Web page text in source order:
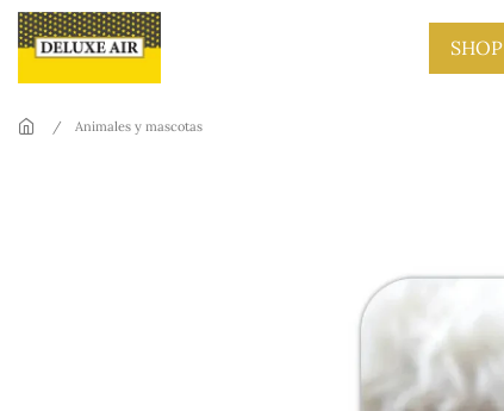
Skip to main content
SHOP
Animales y mascotas